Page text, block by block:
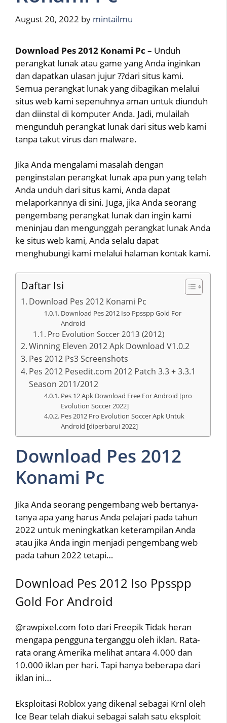
August 20, 2022 by mintailmu
Download Pes 2012 Konami Pc – Unduh
perangkat lunak atau game yang Anda inginkan
dan dapatkan ulasan jujur ??dari situs kami.
Semua perangkat lunak yang dibagikan melalui
situs web kami sepenuhnya aman untuk diunduh
dan diinstal di komputer Anda. Jadi, mulailah
mengunduh perangkat lunak dari situs web kami
tanpa takut virus dan malware.
Jika Anda mengalami masalah dengan
penginstalan perangkat lunak apa pun yang telah
Anda unduh dari situs kami, Anda dapat
melaporkannya di sini. Juga, jika Anda seorang
pengembang perangkat lunak dan ingin kami
meninjau dan mengunggah perangkat lunak Anda
ke situs web kami, Anda selalu dapat
menghubungi kami melalui halaman kontak kami.
Daftar Isi
Download Pes 2012 Konami Pc
Download Pes 2012 Iso Ppsspp Gold For
Android
Pro Evolution Soccer 2013 (2012)
Winning Eleven 2012 Apk Download V1.0.2
Pes 2012 Ps3 Screenshots
Pes 2012 Pesedit.com 2012 Patch 3.3 + 3.3.1
Season 2011/2012
Pes 12 Apk Download Free For Android [pro
Evolution Soccer 2022]
Pes 2012 Pro Evolution Soccer Apk Untuk
Android [diperbarui 2022]
Download Pes 2012
Konami Pc
Jika Anda seorang pengembang web bertanya-
tanya apa yang harus Anda pelajari pada tahun
2022 untuk meningkatkan keterampilan Anda
atau jika Anda ingin menjadi pengembang web
pada tahun 2022 tetapi…
Download Pes 2012 Iso Ppsspp
Gold For Android
@rawpixel.com foto dari Freepik Tidak heran
mengapa pengguna terganggu oleh iklan. Rata-
rata orang Amerika melihat antara 4.000 dan
10.000 iklan per hari. Tapi hanya beberapa dari
iklan ini…
Eksploitasi Roblox yang dikenal sebagai Krnl oleh
Ice Bear telah diakui sebagai salah satu eksploit